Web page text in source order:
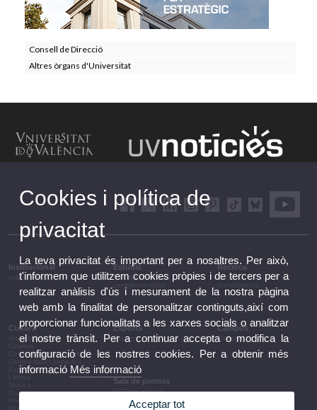
Consell de Direcció
Altres òrgans d'Universitat
Institucional
Institucional
Estudis
Estudis i formació
Recerca
Recerca, innovació i
Cultura
Arts escèniques
Conferències i debats
Congressos i jornades
Exposicions
Patrimoni
Esports
Esports
Campus
Campus
Sala de premsa
UVComunicació
Notes de premsa
Agenda de govern
Cookies i política de
privacitat
La teva privacitat és important per a nosaltres. Per això,
t'informem que utilitzem cookies pròpies i de tercers per a
realitzar anàlisis d'ús i mesurament de la nostra pàgina
web amb la finalitat de personalitzar continguts,així com
proporcionar funcionalitats a les xarxes socials o analitzar
el nostre trànsit. Per a continuar accepta o modifica la
configuració de les nostres cookies. Per a obtenir més
informació Més informació
Acceptar tot